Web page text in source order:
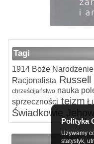
Tagi
1914Boże Narodzenie
Racjonalista Russell
chrześcijaństwonauka
sprzeczności teizm
Świadkowie
W
Polityka
Używamy
statystyk,